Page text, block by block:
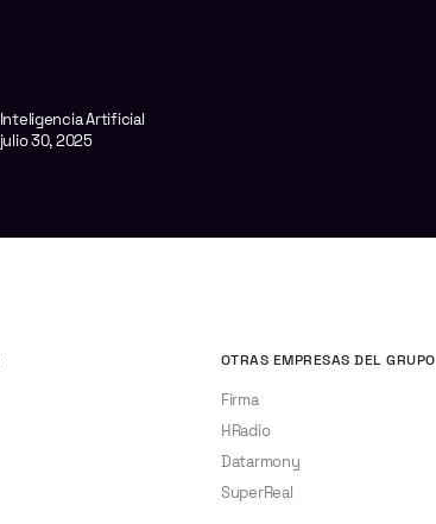
Inteligencia Artificial
julio 30, 2025
OTRAS EMPRESAS DEL GRUPO
Firma
HRadio
Datarmony
SuperReal